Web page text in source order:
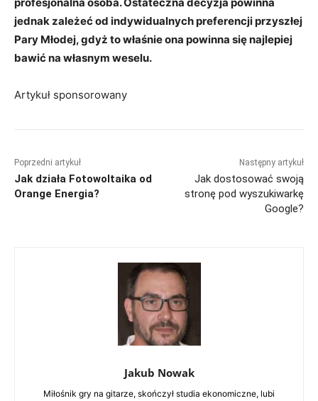
profesjonalna osoba. Ostateczna decyzja powinna
jednak zależeć od indywidualnych preferencji przyszłej
Pary Młodej, gdyż to właśnie ona powinna się najlepiej
bawić na własnym weselu.
Artykuł sponsorowany
Poprzedni artykuł
Jak działa Fotowoltaika od
Orange Energia?
Następny artykuł
Jak dostosować swoją
stronę pod wyszukiwarkę
Google?
Jakub Nowak
Miłośnik gry na gitarze, skończył studia ekonomiczne, lubi